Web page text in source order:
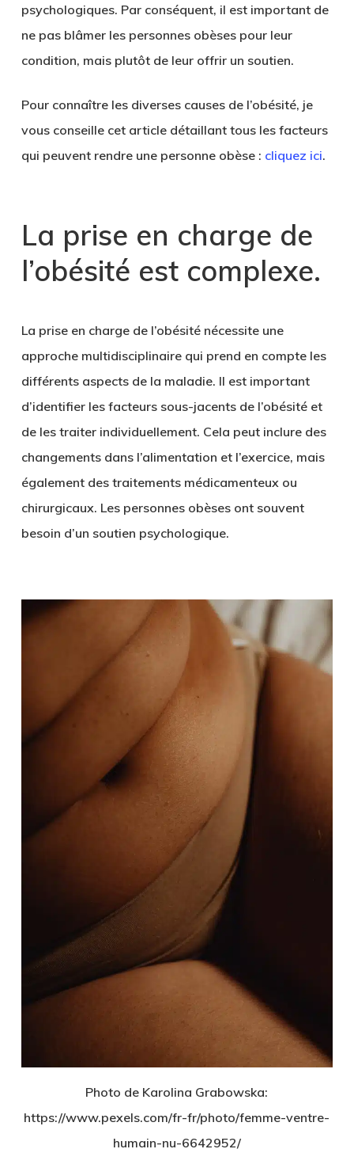
psychologiques. Par conséquent, il est important de
ne pas blâmer les personnes obèses pour leur
condition, mais plutôt de leur offrir un soutien.
Pour connaître les diverses causes de l’obésité, je
vous conseille cet article détaillant tous les facteurs
qui peuvent rendre une personne obèse : cliquez ici.
La prise en charge de
l’obésité est complexe.
La prise en charge de l’obésité nécessite une
approche multidisciplinaire qui prend en compte les
différents aspects de la maladie. Il est important
d’identifier les facteurs sous-jacents de l’obésité et
de les traiter individuellement. Cela peut inclure des
changements dans l’alimentation et l’exercice, mais
également des traitements médicamenteux ou
chirurgicaux. Les personnes obèses ont souvent
besoin d’un soutien psychologique.
Photo de Karolina Grabowska:
https://www.pexels.com/fr-fr/photo/femme-ventre-
humain-nu-6642952/